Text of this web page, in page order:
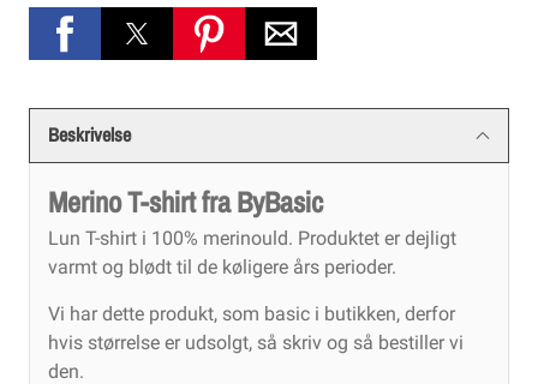
Beskrivelse
Merino T-shirt fra ByBasic
Lun T-shirt i 100% merinould. Produktet er dejligt
varmt og blødt til de køligere års perioder.
Vi har dette produkt, som basic i butikken, derfor
hvis størrelse er udsolgt, så skriv og så bestiller vi
den.